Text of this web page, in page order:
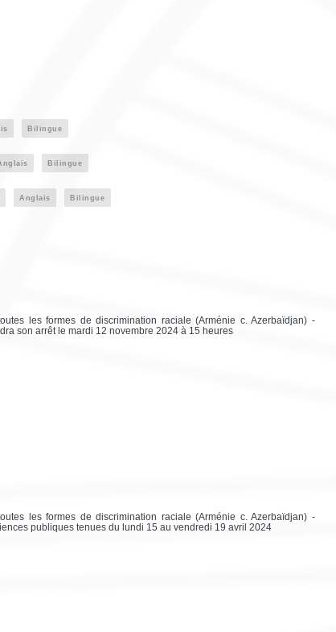
Bilingue
Bilingue
Anglais Bilingue
les formes de discrimination raciale (Arménie c. Azerbaïdjan) -
son arrêt le mardi 12 novembre 2024 à 15 heures
les formes de discrimination raciale (Arménie c. Azerbaïdjan) -
publiques tenues du lundi 15 au vendredi 19 avril 2024